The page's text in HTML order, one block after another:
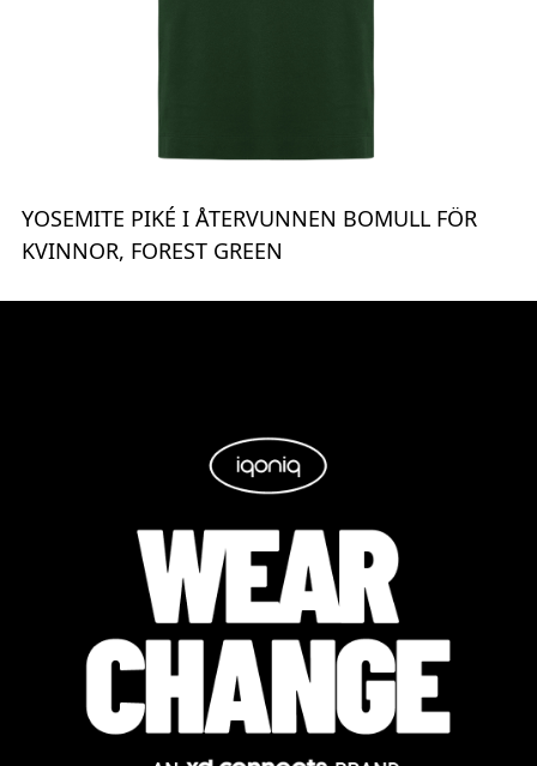
YOSEMITE PIKÉ I ÅTERVUNNEN BOMULL FÖR
KVINNOR, FOREST GREEN